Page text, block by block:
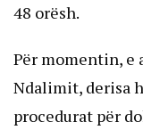
48 orësh.
Për momentin, e
Ndalimit, derisa
procedurat për